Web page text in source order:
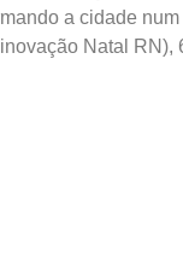
a cidade
Natal RN),